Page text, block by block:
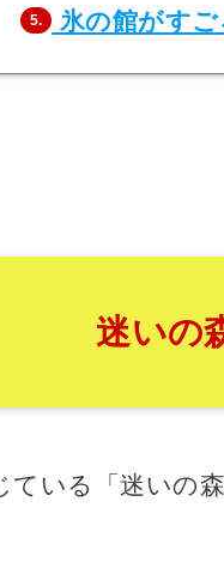
5. 氷の館がす
迷いの
いる「迷いの